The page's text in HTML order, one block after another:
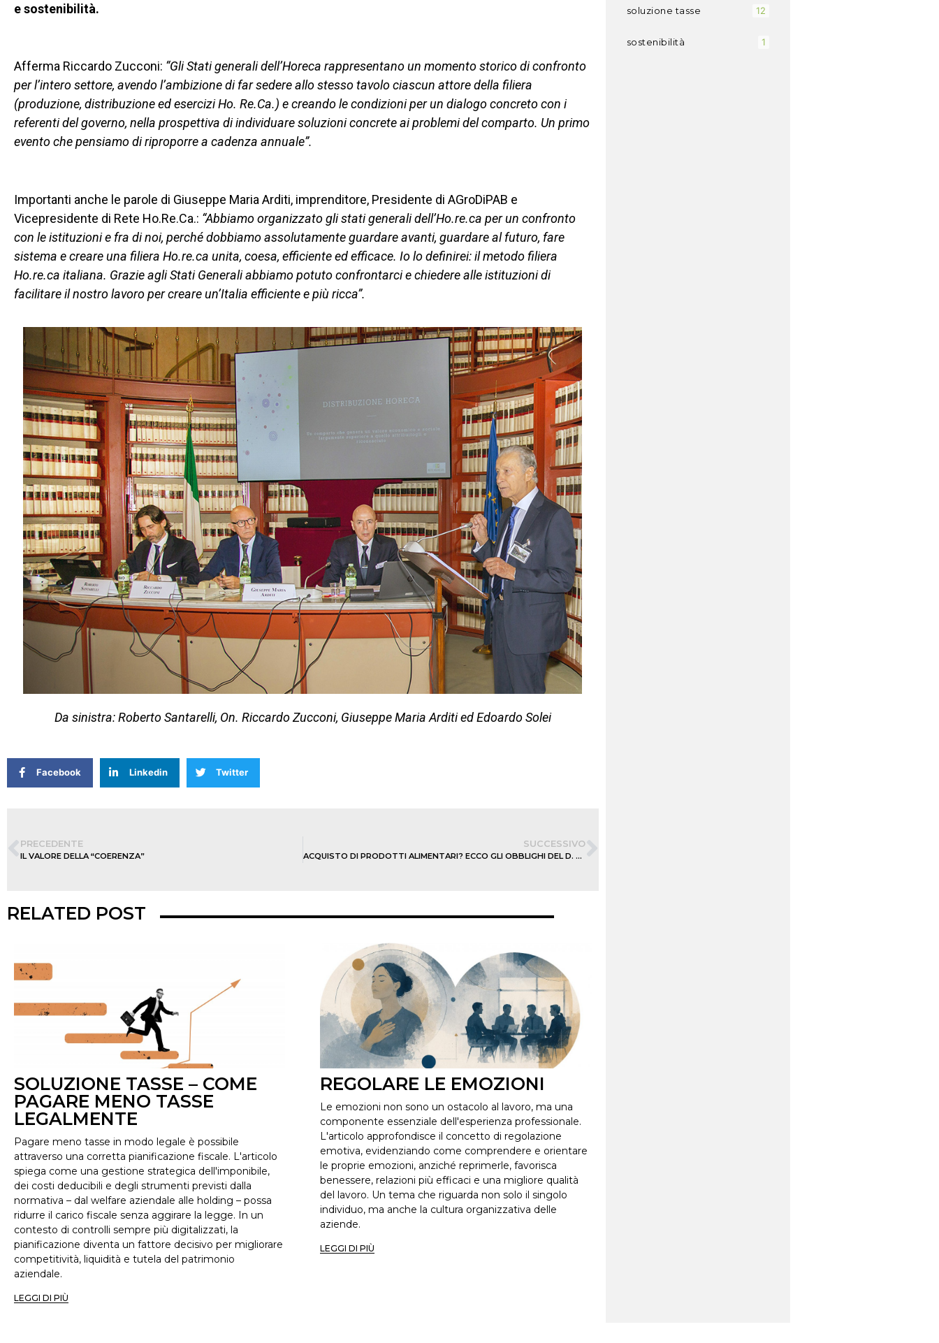
e sostenibilità.
Afferma Riccardo Zucconi: “Gli Stati generali dell’Horeca rappresentano un momento storico di confronto
per l’intero settore, avendo l’ambizione di far sedere allo stesso tavolo ciascun attore della filiera
(produzione, distribuzione ed esercizi Ho. Re.Ca.) e creando le condizioni per un dialogo concreto con i
referenti del governo, nella prospettiva di individuare soluzioni concrete ai problemi del comparto. Un primo
evento che pensiamo di riproporre a cadenza annuale”.
Importanti anche le parole di Giuseppe Maria Arditi, imprenditore, Presidente di AGroDiPAB e
Vicepresidente di Rete Ho.Re.Ca.: “Abbiamo organizzato gli stati generali dell’Ho.re.ca per un confronto
con le istituzioni e fra di noi, perché dobbiamo assolutamente guardare avanti, guardare al futuro, fare
sistema e creare una filiera Ho.re.ca unita, coesa, efficiente ed efficace. Io lo definirei: il metodo filiera
Ho.re.ca italiana. Grazie agli Stati Generali abbiamo potuto confrontarci e chiedere alle istituzioni di
facilitare il nostro lavoro per creare un’Italia efficiente e più ricca”.
Da sinistra: Roberto Santarelli, On. Riccardo Zucconi, Giuseppe Maria Arditi ed Edoardo Solei
Facebook Linkedin Twitter
PRECEDENTE
IL VALORE DELLA “COERENZA”
SUCCESSIVO
ACQUISTO DI PRODOTTI ALIMENTARI? ECCO GLI OBBLIGHI DEL D. LGS 198/2021
RELATED POST
SOLUZIONE TASSE – COME
PAGARE MENO TASSE
LEGALMENTE
Pagare meno tasse in modo legale è possibile
attraverso una corretta pianificazione fiscale. L'articolo
spiega come una gestione strategica dell'imponibile,
dei costi deducibili e degli strumenti previsti dalla
normativa – dal welfare aziendale alle holding – possa
ridurre il carico fiscale senza aggirare la legge. In un
contesto di controlli sempre più digitalizzati, la
pianificazione diventa un fattore decisivo per migliorare
competitività, liquidità e tutela del patrimonio
aziendale.
LEGGI DI PIÙ
REGOLARE LE EMOZIONI
Le emozioni non sono un ostacolo al lavoro, ma una
componente essenziale dell'esperienza professionale.
L'articolo approfondisce il concetto di regolazione
emotiva, evidenziando come comprendere e orientare
le proprie emozioni, anziché reprimerle, favorisca
benessere, relazioni più efficaci e una migliore qualità
del lavoro. Un tema che riguarda non solo il singolo
individuo, ma anche la cultura organizzativa delle
aziende.
LEGGI DI PIÙ
soluzione tasse 12
sostenibilità 1